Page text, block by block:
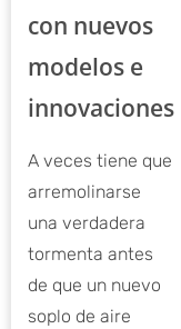
con nuevos
modelos e
innovaciones
A veces tiene que
arremolinarse
una verdadera
tormenta antes
de que un nuevo
soplo de aire